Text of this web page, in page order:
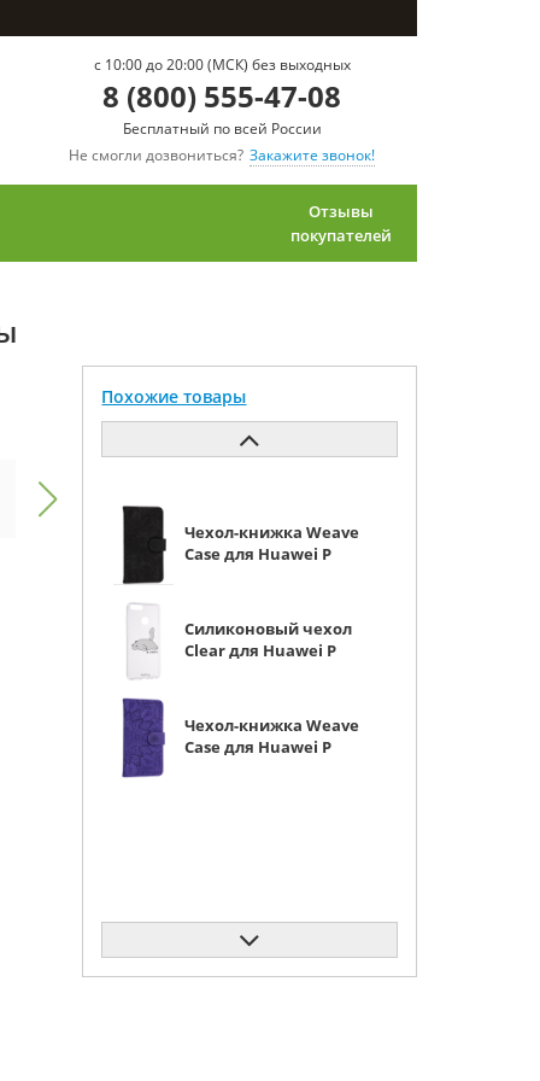
c 10:00 до 20:00 (МСК) без выходных
8 (800) 555-47-08
Бесплатный по всей России
Не смогли дозвониться? Закажите звонок!
Отзывы
покупателей
Похожие товары
Чехол-книжка Weave
Case для Huawei P
Силиконовый чехол
Clear для Huawei P
Чехол-книжка Weave
Case для Huawei P